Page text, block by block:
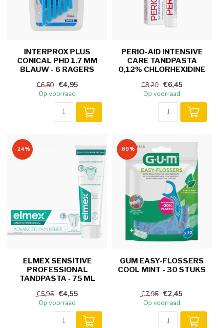
INTERPROX PLUS
CONICAL PHD 1.7 MM
BLAUW - 6 RAGERS
€6,50 €4,95
Op voorraad
PERIO-AID INTENSIVE
CARE TANDPASTA
0,12% CHLORHEXIDINE
€8,20 €6,45
Op voorraad
-24%
ELMEX SENSITIVE
PROFESSIONAL
TANDPASTA - 75 ML
€5,95 €4,55
Op voorraad
-69%
GUM EASY-FLOSSERS
COOL MINT - 30 STUKS
€7,95 €2,45
Op voorraad